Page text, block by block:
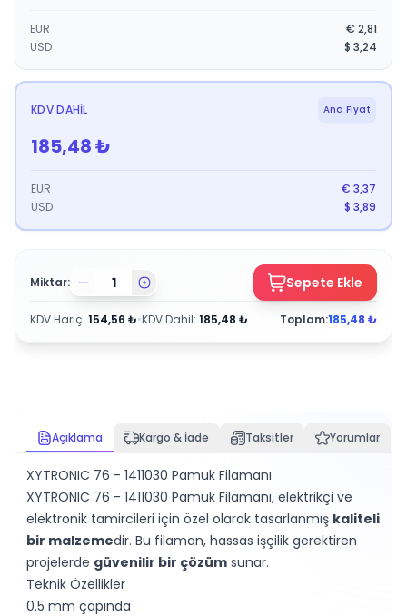
EUR € 2,81
USD
$ 3,24
KDV DAHIL Ana Fiyat
185,48₺
EUR € 3,37
USD
$ 3,89
Miktar: Sepete Ekle
KDV Hariç: 154,56 ₺•KDV Dahil: 185,48 ₺ Toplam:185,48 ₺
Açıklama Kargo & İade Taksitler Yorumlar
XYTRONIC 76 - 1411030 Pamuk Filamanı
XYTRONIC 76 - 1411030 Pamuk Filamanı, elektrikçi ve
elektronik tamircileri için özel olarak tasarlanmış kaliteli
bir malzemedir. Bu filaman, hassas işçilik gerektiren
projelerde güvenilir bir çözüm sunar.
Teknik Özellikler
0.5 mm çapında